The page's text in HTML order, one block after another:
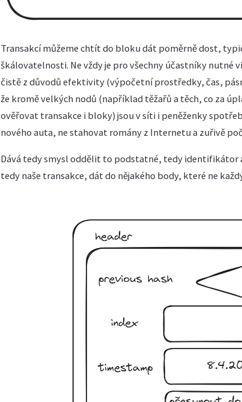
Transakcí můžeme chtít do bloku dát poměrně dost,
škálovatelnosti. Ne vždy je pro všechny účastníky nutné
čistě z důvodů efektivity (výpočetní prostředky, čas,
že kromě velkých nodů (například těžařů a těch, co za
ověřovat transakce i bloky) jsou v síti i peněženky
nového auta, ne stahovat romány z Internetu a zuřivě
Dává tedy smysl oddělit to podstatné, tedy identifikátor
tedy naše transakce, dát do nějakého body, které ne